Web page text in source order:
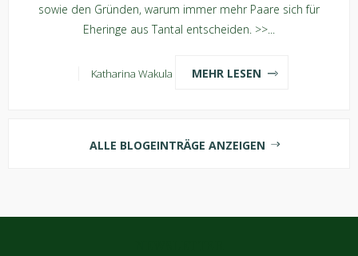
sowie den Gründen, warum immer mehr Paare sich für
Eheringe aus Tantal entscheiden. >>...
Katharina Wakula MEHR LESEN
ALLE BLOGEINTRÄGE ANZEIGEN